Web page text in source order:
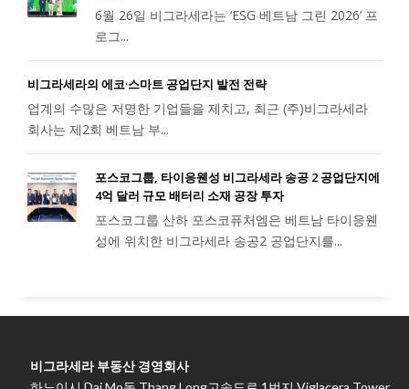
6월 26일 비그라세라는 ‘ESG 베트남 그린 2026’ 프
로그...
비그라세라의 에코·스마트 공업단지 발전 전략
업계의 수많은 저명한 기업들을 제치고, 최근 (주)비그라세라
회사는 제2회 베트남 부...
포스코그룹, 타이응웬성 비그라세라 송공 2 공업단지에
4억 달러 규모 배터리 소재 공장 투자
포스코그룹 산하 포스코퓨처엠은 베트남 타이응웬
성에 위치한 비그라세라 송공2 공업단지를...
비그라세라 부동산 경영회사